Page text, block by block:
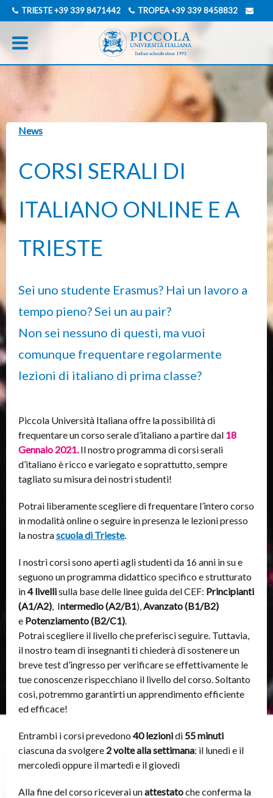
TRIESTE+39 339 8471442 TROPEA+39 339 8458832
INFO@PICCOLAUNIVERSITAITALIANA.COM
INGLESE
News
CORSI SERALI DI
ITALIANO ONLINE E A
TRIESTE
Sei uno studente Erasmus? Hai un lavoro a
tempo pieno? Sei un au pair?
Non sei nessuno di questi, ma vuoi
comunque frequentare regolarmente
lezioni di italiano di prima classe?
Piccola Università Italiana offre la possibilità di
frequentare un corso serale d’italiano a partire dal 18
Gennaio 2021.Il nostro programma di corsi serali
d’italiano è ricco e variegato e soprattutto, sempre
tagliato su misura dei nostri studenti!
Potrai liberamente scegliere di frequentare l’intero corso
in modalità online o seguire in presenza le lezioni presso
la nostrascuola di Trieste.
I nostri corsi sono aperti agli studenti da 16 anni in su e
seguono un programma didattico specifico e strutturato
in4 livellisulla base delle linee guida del CEF: Principianti
(A1/A2), Intermedio(A2/B1),Avanzato(B1/B2)
e Potenziamento(B2/C1).
Potrai scegliere il livello che preferisci seguire. Tuttavia,
il nostro team di insegnanti ti chiederà di sostenere un
breve test d’ingresso per verificare se effettivamente le
tue conoscenze rispecchiano il livello del corso. Soltanto
così, potremmo garantirti un apprendimento efficiente
ed efficace!
Entrambi i corsi prevedono 40 lezionidi55 minuti
ciascuna da svolgere 2 volte alla settimana: il lunedì e il
mercoledì oppure il martedì e il giovedì
Alla fine del corso riceverai unattestatoche conferma la